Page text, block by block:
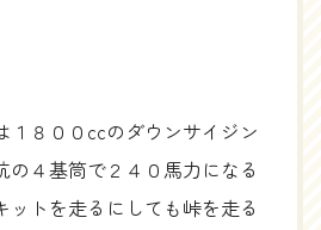
１８００ccのダウンサイジン
の４基筒で２４０馬力になる
ットを走るにしても峠を走る